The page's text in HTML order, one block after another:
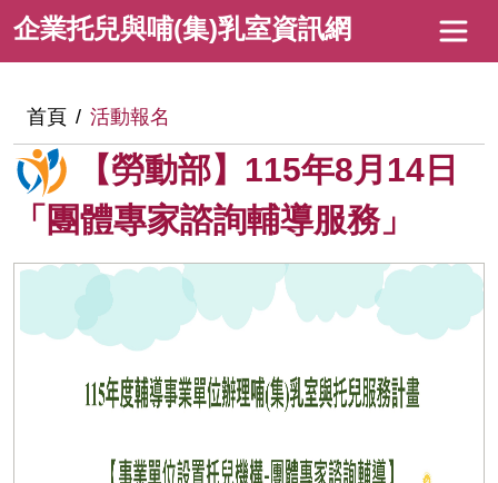
到
容
企
業
托
兒
與
哺
(集)
室
企業托兒與哺(集)乳室資訊網
:::
首頁 活動報名
【勞動部】115年8月14日
「團體專家諮詢輔導服務」